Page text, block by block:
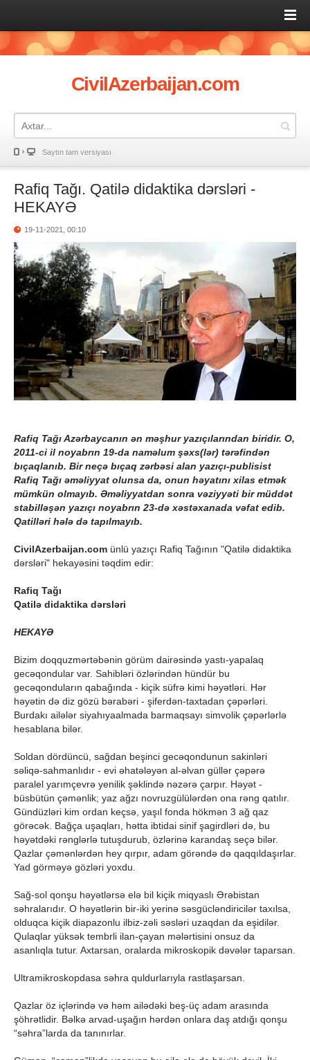
CivilAzerbaijan.com
Saytın tam versiyası
Rafiq Tağı. Qatilə didaktika dərsləri -
HEKAYƏ
19-11-2021, 00:10
Rafiq Tağı Azərbaycanın ən məşhur yazıçılarından biridir. O,
2011-ci il noyabrın 19-da naməlum şəxs(lər) tərəfindən
bıçaqlanıb. Bir neçə bıçaq zərbəsi alan yazıçı-publisist
Rafiq Tağı əməliyyat olunsa da, onun həyatını xilas etmək
mümkün olmayıb. Əməliyyatdan sonra vəziyyəti bir müddət
stabilləşən yazıçı noyabrın 23-də xəstəxanada vəfat edib.
Qatilləri hələ də tapılmayıb.
CivilAzerbaijan.com ünlü yazıçı Rafiq Tağının "Qatilə didaktika
dərsləri" hekayəsini təqdim edir:
Rafiq Tağı
Qatilə didaktika dərsləri
HEKAYƏ
Bizim doqquzmərtəbənin görüm dairəsində yastı-yapalaq
gecəqondular var. Sahibləri özlərindən hündür bu
gecəqonduların qabağında - kiçik süfrə kimi həyətləri. Hər
həyətin də diz gözü bərabəri - şiferdən-taxtadan çəpərləri.
Burdakı ailələr siyahıyaalmada barmaqsayı simvolik çəpərlərlə
hesablana bilər.
Soldan dördüncü, sağdan beşinci gecəqondunun sakinləri
səliqə-sahmanlıdır - evi əhatələyən al-əlvan güllər çəpərə
paralel yarımçevrə yenilik şəklində nəzərə çarpır. Həyət -
büsbütün çəmənlik; yaz ağzı novruzgülülərdən ona rəng qatılır.
Gündüzləri kim ordan keçsə, yaşıl fonda hökmən 3 ağ qaz
görəcək. Bağça uşaqları, hətta ibtidai sinif şagirdləri də, bu
həyətdəki rənglərlə tutuşdurub, özlərinə karandaş seçə bilər.
Qazlar çəmənlərdən hey qırpır, adam görəndə də qaqqıldaşırlar.
Yad görməyə gözləri yoxdu.
Sağ-sol qonşu həyətlərsə elə bil kiçik miqyaslı Ərəbistan
səhralarıdır. O həyətlərin bir-iki yerinə səsgücləndiricilər taxılsa,
olduqca kiçik diapazonlu ilbiz-zəli səsləri uzaqdan da eşidilər.
Qulaqlar yüksək tembrli ilan-çayan mələrtisini onsuz da
asanlıqla tutur. Axtarsan, oralarda mikroskopik dəvələr taparsan.
Ultramikroskopdasa səhra quldurlarıyla rastlaşarsan.
Qazlar öz içlərində və həm ailədəki beş-üç adam arasında
şöhrətlidir. Bəlkə arvad-uşağın hərdən onlara daş atdığı qonşu
“səhra”larda da tanınırlar.